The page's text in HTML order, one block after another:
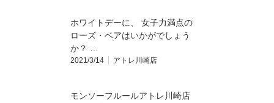
ホワイトデーに、 女子力満点の
ローズ・ベアはいかがでしょう
か？ …
2021/3/14 アトレ川崎店
モンソーフルールアトレ川崎店